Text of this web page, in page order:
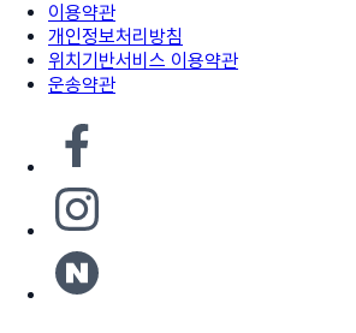
이용약관
개인정보처리방침
위치기반서비스 이용약관
운송약관